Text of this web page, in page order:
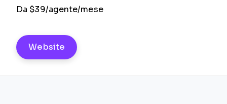
Da $39/agente/mese
Website